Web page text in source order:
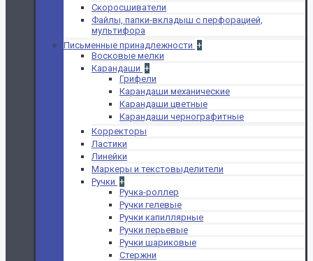
Скоросшиватели
Файлы, папки-вкладыш с перфорацией,
мультифора
Письменные принадлежности +
Восковые мелки
Карандаши +
Грифели
Карандаши механические
Карандаши цветные
Карандаши чернографитные
Корректоры
Ластики
Линейки
Маркеры и текстовыделители
Ручки +
Ручка-роллер
Ручки гелевые
Ручки капиллярные
Ручки перьевые
Ручки шариковые
Стержни